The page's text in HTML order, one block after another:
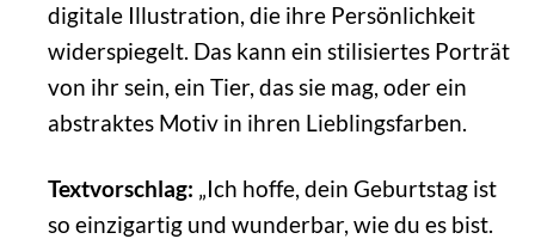
digitale Illustration, die ihre Persönlichkeit
widerspiegelt. Das kann ein stilisiertes Porträt
von ihr sein, ein Tier, das sie mag, oder ein
abstraktes Motiv in ihren Lieblingsfarben.
Textvorschlag: „Ich hoffe, dein Geburtstag ist
so einzigartig und wunderbar, wie du es bist.